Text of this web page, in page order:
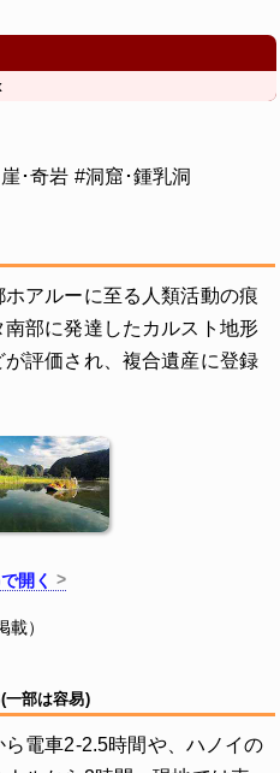
･奇岩 #洞窟･鍾乳洞
アルーに至る人類活動の痕
部に発達したカルスト地形
評価され、複合遺産に登録
開く
）
一部は容易)
電車2-2.5時間や、ハノイの